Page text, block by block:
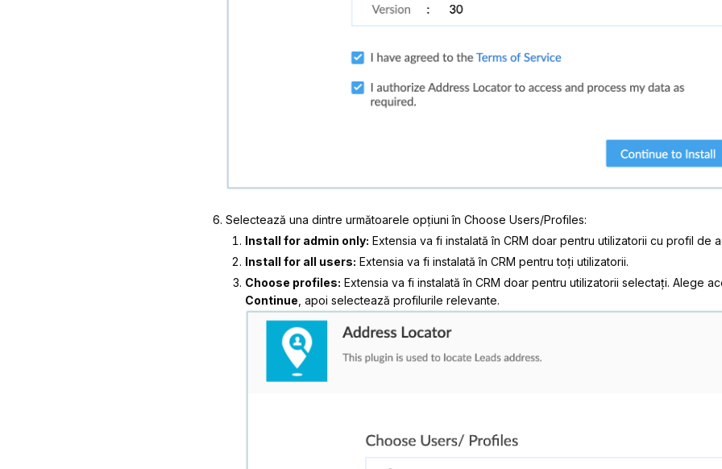
Selectează una dintre următoarele opțiuni în Choose Users/Profiles:
Install for admin only: Extensia va fi instalată în CRM doar pentru utilizatorii cu profil de
Install for all users: Extensia va fi instalată în CRM pentru toți utilizatorii.
Choose profiles: Extensia va fi instalată în CRM doar pentru utilizatorii selectați. Alege
Continue , apoi selectează profilurile relevante.